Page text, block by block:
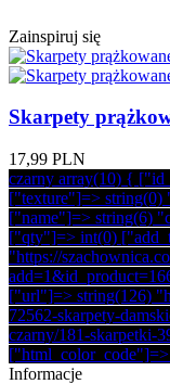
Zainspiruj się
Skarpety
17,99 PLN
czarny array(10) {
["texture"]=>
["name"]=> string(6)
["qty"]=> int(0)
"https://
["url"]=> string(126)
72562-skarpety-
czarny/181-skarpetki-
Informacje